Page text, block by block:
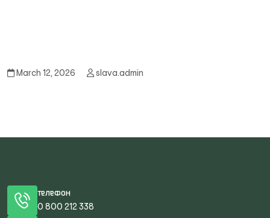
March 12, 2026 slava.admin
Телефон
0 800 212 338